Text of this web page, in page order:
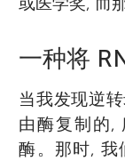
一种将
当我发现逆
由酶复制的,
酶。那时, 我